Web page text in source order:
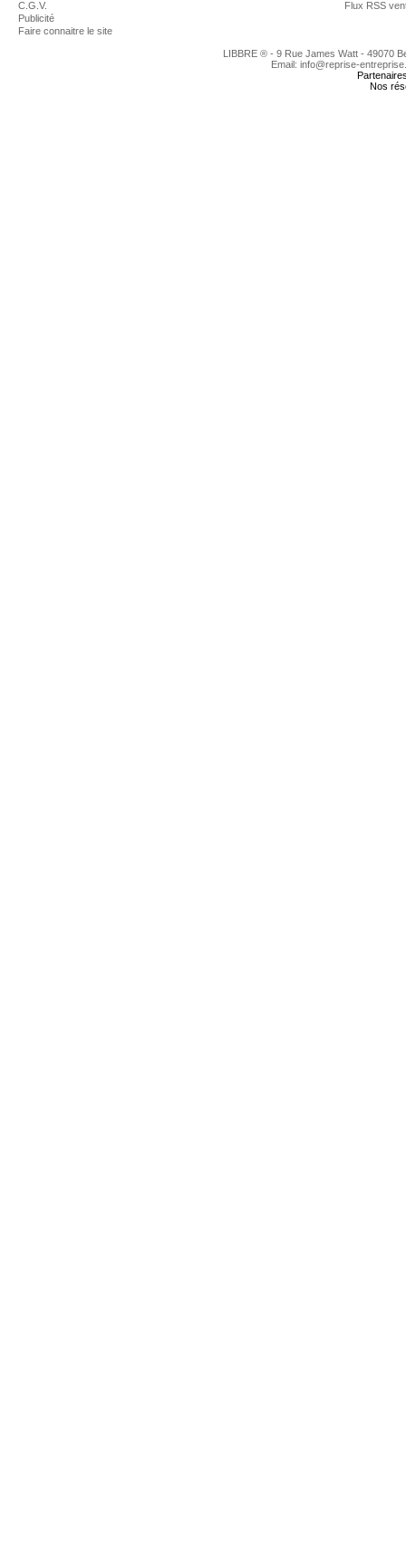
C.G.V.
Publicité
Faire connaitre le site
Flux RSS
LIBBRE ® - 9 Rue James Watt - 49070
Email: info@reprise-
Nos